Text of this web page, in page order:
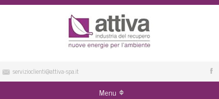
servizioclienti@attiva-spa.it
Menu